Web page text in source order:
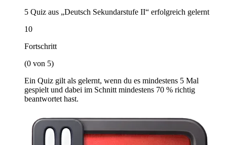
5 Quiz aus „Deutsch Sekundarstufe II“ erfolgreich gelernt
10
Fortschritt
(0 von 5)
Ein Quiz gilt als gelernt, wenn du es mindestens 5 Mal
gespielt und dabei im Schnitt mindestens 70 % richtig
beantwortet hast.